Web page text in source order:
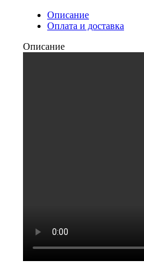
Описание
Оплата и доставка
Описание